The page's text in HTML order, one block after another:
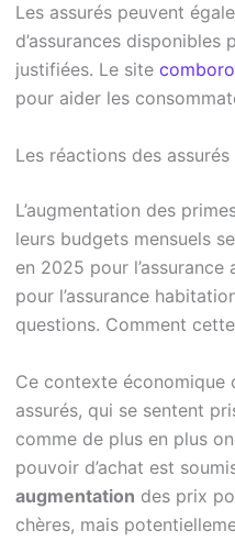
Les assurés peuvent
d’assurances
justifiées. Le site
pour aider les
Les réactions des
L’augmentation des
leurs budgets mensuels
en 2025 pour
pour l’assurance
questions. Comment cette
Ce contexte économique
assurés, qui se sentent
comme de plus en plus
pouvoir d’achat est
augmentation des prix
chères, mais